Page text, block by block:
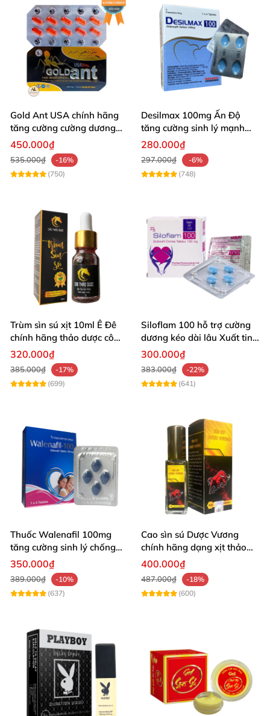
Gold Ant USA chính hãng
tăng cường cường dương
bền lâu - Kiến Vàng Đen
Tây Tạng
450.000₫
535.000₫
-16%
(750)
Desilmax 100mg Ấn Độ
tăng cường sinh lý mạnh
mẽ, chính hãng
280.000₫
297.000₫
-6%
(748)
Trùm sìn sú xịt 10ml Ê Đê
chính hãng thảo dược cô
đặc
320.000₫
385.000₫
-17%
(699)
Siloflam 100 hỗ trợ cường
dương kéo dài lâu Xuất tinh
sớm
300.000₫
383.000₫
-22%
(641)
Thuốc Walenafil 100mg
tăng cường sinh lý chống
xuất tinh sớm hiệu quả
350.000₫
389.000₫
-10%
(637)
Cao sìn sú Dược Vương
chính hãng dạng xịt thảo
dược Ê Đê Tây Nguyên
400.000₫
487.000₫
-18%
(600)